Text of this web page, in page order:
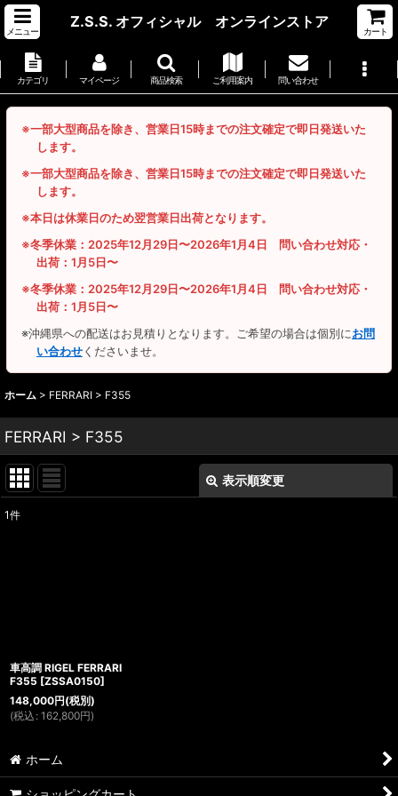
メニュー
Z.S.S. オフィシャル オンラインストア
カート
カテゴリ マイページ 商品検索 ご利用案内 問い合わせ
※一部大型商品を除き、営業日15時までの注文確定で即日発送いた
します。
※一部大型商品を除き、営業日15時までの注文確定で即日発送いた
します。
※本日は休業日のため翌営業日出荷となります。
※冬季休業：2025年12月29日〜2026年1月4日 問い合わせ対応・
出荷：1月5日〜
※冬季休業：2025年12月29日〜2026年1月4日 問い合わせ対応・
出荷：1月5日〜
※沖縄県への配送はお見積りとなります。ご希望の場合は個別にお問
い合わせくださいませ。
ホーム > FERRARI > F355
FERRARI > F355
表示順変更
1件
車高調 RIGEL FERRARI
F355 [ZSSA0150]
148,000円(税別)
(税込 : 162,800円)
ホーム